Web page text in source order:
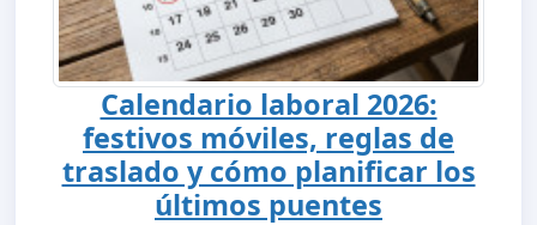
Calendario laboral 2026:
festivos móviles, reglas de
traslado y cómo planificar los
últimos puentes